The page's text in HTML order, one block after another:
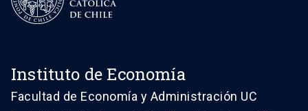
Instituto de Economía
Facultad de Economía y Administración UC